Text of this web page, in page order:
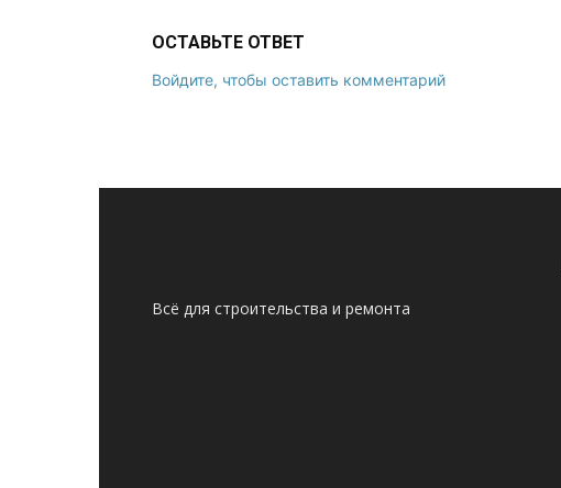
ОСТАВЬТЕ ОТВЕТ
Войдите, чтобы оставить комментарий
Всё для строительства и ремонта